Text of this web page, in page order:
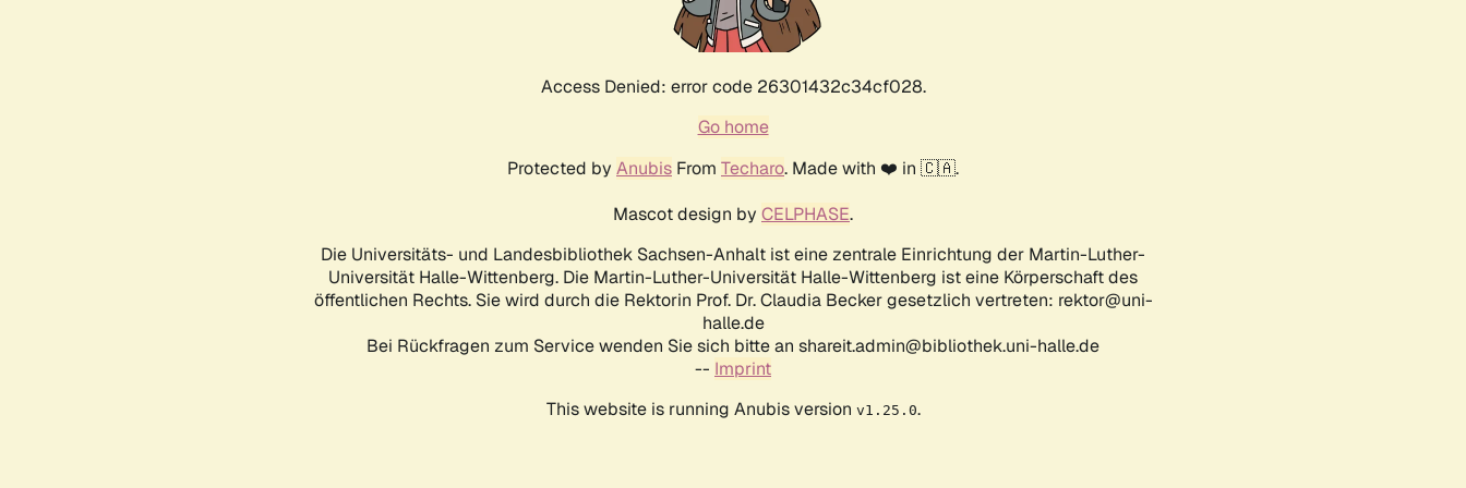
Access Denied: error code 26301432c34cf028.
Go home
Protected by Anubis From Techaro. Made with ❤️ in 🇨🇦.
Mascot design by CELPHASE.
Die Universitäts- und Landesbibliothek Sachsen-Anhalt ist eine zentrale Einrichtung der Martin-Luther-
Universität Halle-Wittenberg. Die Martin-Luther-Universität Halle-Wittenberg ist eine Körperschaft des
öffentlichen Rechts. Sie wird durch die Rektorin Prof. Dr. Claudia Becker gesetzlich vertreten: rektor@uni-
halle.de
Bei Rückfragen zum Service wenden Sie sich bitte an shareit.admin@bibliothek.uni-halle.de
-- Imprint
This website is running Anubis version v1.25.0.